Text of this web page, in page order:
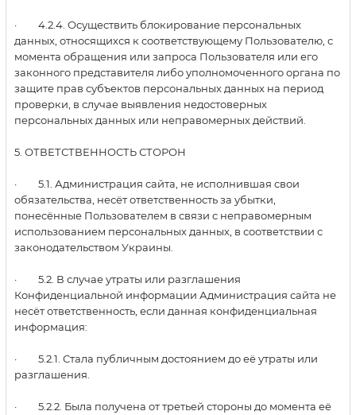
· 4.2.4. Осуществить блокирование персональных
данных, относящихся к соответствующему Пользователю, с
момента обращения или запроса Пользователя или его
законного представителя либо уполномоченного органа по
защите прав субъектов персональных данных на период
проверки, в случае выявления недостоверных
персональных данных или неправомерных действий.
5. ОТВЕТСТВЕННОСТЬ СТОРОН
· 5.1. Администрация сайта, не исполнившая свои
обязательства, несёт ответственность за убытки,
понесённые Пользователем в связи с неправомерным
использованием персональных данных, в соответствии с
законодательством Украины.
· 5.2. В случае утраты или разглашения
Конфиденциальной информации Администрация сайта не
несёт ответственность, если данная конфиденциальная
информация:
· 5.2.1. Стала публичным достоянием до её утраты или
разглашения.
· 5.2.2. Была получена от третьей стороны до момента её